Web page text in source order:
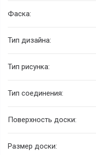
Фаска:
Тип дизайна:
Тип рисунка:
Тип соединения:
Поверхность доски:
Размер доски: